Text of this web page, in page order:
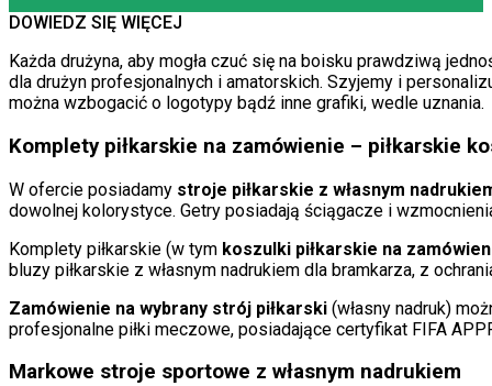
DOWIEDZ SIĘ WIĘCEJ
Każda drużyna, aby mogła czuć się na boisku prawdziwą
dla drużyn profesjonalnych i amatorskich. Szyjemy i
można wzbogacić o logotypy bądź inne grafiki, wedle uznania.
Komplety piłkarskie na zamówienie – piłkarskie
W ofercie posiadamy stroje piłkarskie z własnym
dowolnej kolorystyce. Getry posiadają ściągacze i
Komplety piłkarskie (w tym koszulki piłkarskie na
bluzy piłkarskie z własnym nadrukiem dla bramkarza, z
Zamówienie na wybrany strój piłkarski (własny nadruk)
profesjonalne piłki meczowe, posiadające certyfikat FIFA
Markowe stroje sportowe z własnym nadrukiem